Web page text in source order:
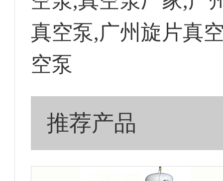
真空泵,广州旋片真
空泵
推荐产品